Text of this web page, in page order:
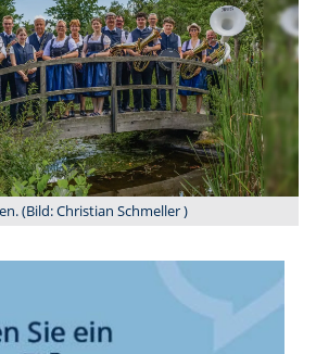
(Bild: Christian Schmeller )